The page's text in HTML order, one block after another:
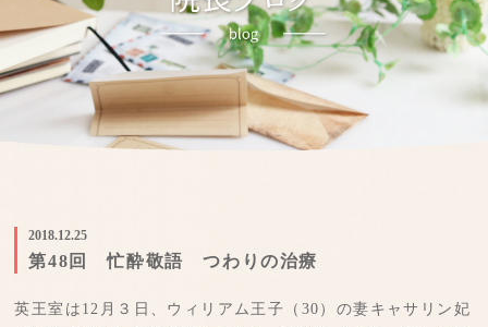
2018.12.25
第48回 忙酔敬語 つわりの治療
英王室は12月３日、ウィリアム王子（30）の妻キャサリン妃